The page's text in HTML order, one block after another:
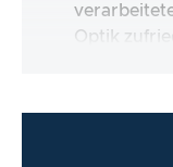
Optik